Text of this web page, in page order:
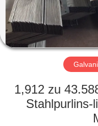
VIDEOS
VR
ÜBER
1,912 zu
Stahlpurlins-